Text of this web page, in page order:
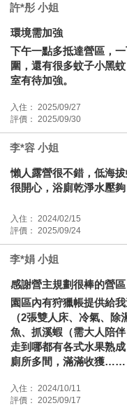
許*彤 小姐
環境需加強
下午一點多抵達營區，
圍，還有很多蚊子小黑
室有待加強。
入住： 2025/09/27
評價： 2025/09/30
李*容 小姐
懶人露營很不錯，低海
很開心，浴廁乾淨水壓夠
入住： 2024/02/15
評價： 2025/09/24
李*娟 小姐
感謝營主規劃很棒的營區
園區內有狩獵帳提供給
（2張雙人床、冷氣、
魚、抓溪蝦（需大人陪
走到哪都有各式水果熟
廁所多間，滿滿收獲……
入住： 2024/10/11
評價： 2025/09/17